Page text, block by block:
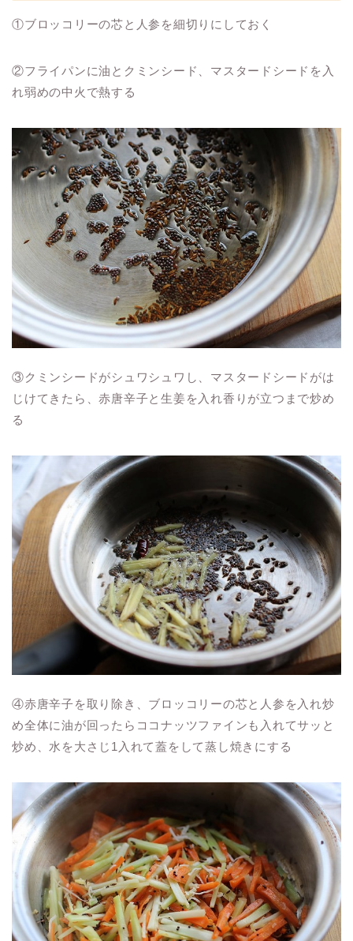
①ブロッコリーの芯と人参を細切りにしておく
②フライパンに油とクミンシード、マスタードシードを入
れ弱めの中火で熱する
③クミンシードがシュワシュワし、マスタードシードがは
じけてきたら、赤唐辛子と生姜を入れ香りが立つまで炒め
る
④赤唐辛子を取り除き、ブロッコリーの芯と人参を入れ炒
め全体に油が回ったらココナッツファインも入れてサッと
炒め、水を大さじ1入れて蓋をして蒸し焼きにする